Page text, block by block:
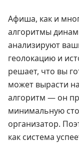
Афиша, как и
алгоритмы
анализируют
геолокацию и
решает, что вы
может вырасти
алгоритм — он
минимальную
организатор.
как система